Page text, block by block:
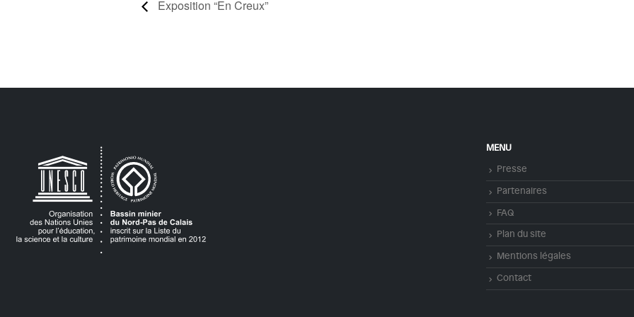
Exposition “En Creux”
MENU
Presse
Partenaires
FAQ
Plan du site
Mentions légales
Contact